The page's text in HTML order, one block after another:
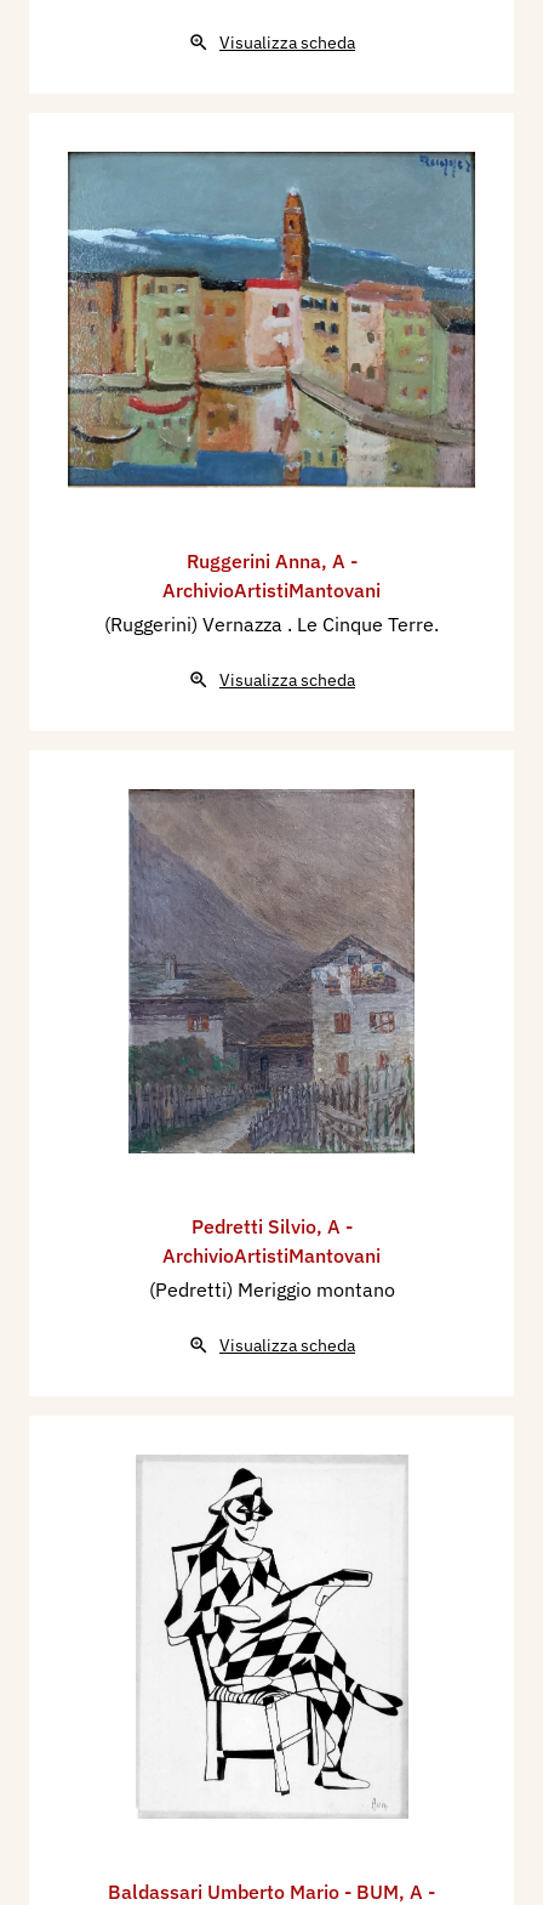
Visualizza scheda
Ruggerini Anna, A -
ArchivioArtistiMantovani
(Ruggerini) Vernazza . Le Cinque Terre.
Visualizza scheda
Pedretti Silvio, A -
ArchivioArtistiMantovani
(Pedretti) Meriggio montano
Visualizza scheda
Baldassari Umberto Mario - BUM, A -